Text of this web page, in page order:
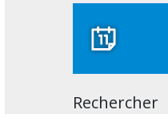
Rechercher